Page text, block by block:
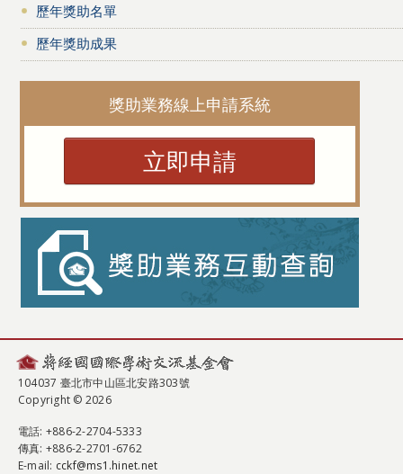
歷年獎助名單
歷年獎助成果
獎助業務線上申請系統
立即申請
104037 臺北市中山區北安路303號
Copyright © 2026
電話: +886-2-2704-5333
傳真: +886-2-2701-6762
E-mail: cckf@ms1.hinet.net